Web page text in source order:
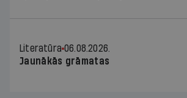
Literatūra 06.08.2026.
Jaunākās grāmatas